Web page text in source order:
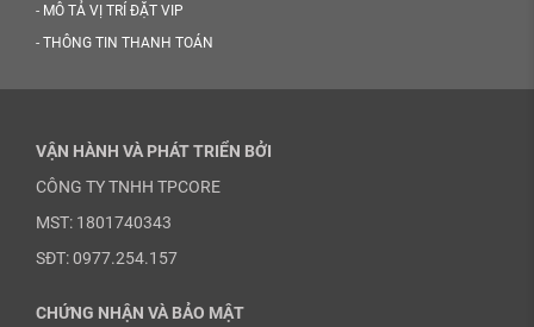
- MÔ TẢ VỊ TRÍ ĐẶT VIP
- THÔNG TIN THANH TOÁN
VẬN HÀNH VÀ PHÁT TRIỂN BỞI
CÔNG TY TNHH TPCORE
MST: 1801740343
SĐT: 0977.254.157
CHỨNG NHẬN VÀ BẢO MẬT